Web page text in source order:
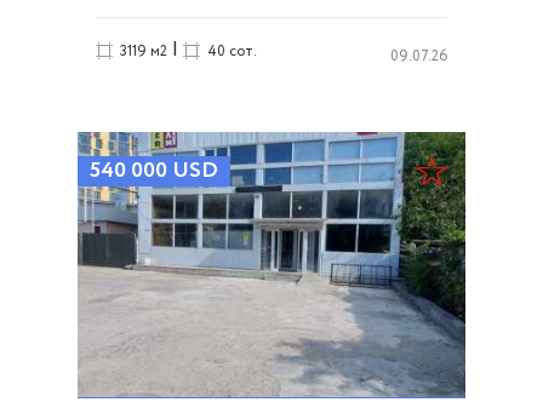
3119 м2 | 40 сот. 09.07.26
540 000 USD